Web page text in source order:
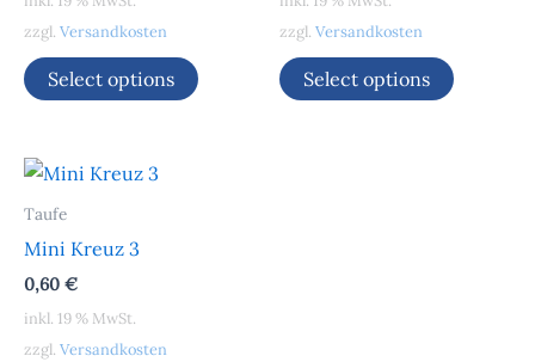
zzgl. Versandkosten
Select options
zzgl. Versandkosten
Select options
Taufe
Mini Kreuz 3
0,60 €
inkl. 19 % MwSt.
zzgl. Versandkosten